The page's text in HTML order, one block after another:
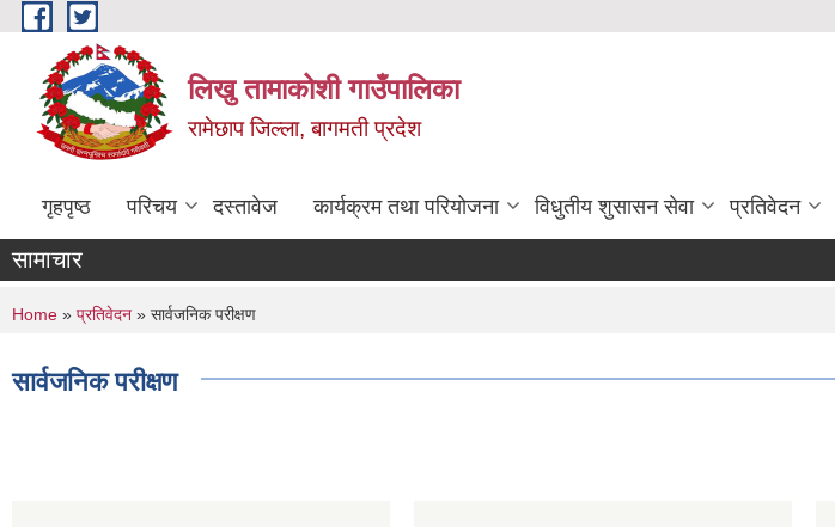
Skip to main content
लिखु तामाकोशी गाउँपालिका
रामेछाप जिल्ला, बागमती प्रदेश
गृहपृष्ठ परिचय दस्तावेज कार्यक्रम तथा परियोजना विधुतीय शुसासन सेवा प्रतिवेदन
सामाचार
You are here
Home » प्रतिवेदन » सार्वजनिक परीक्षण
सार्वजनिक परीक्षण